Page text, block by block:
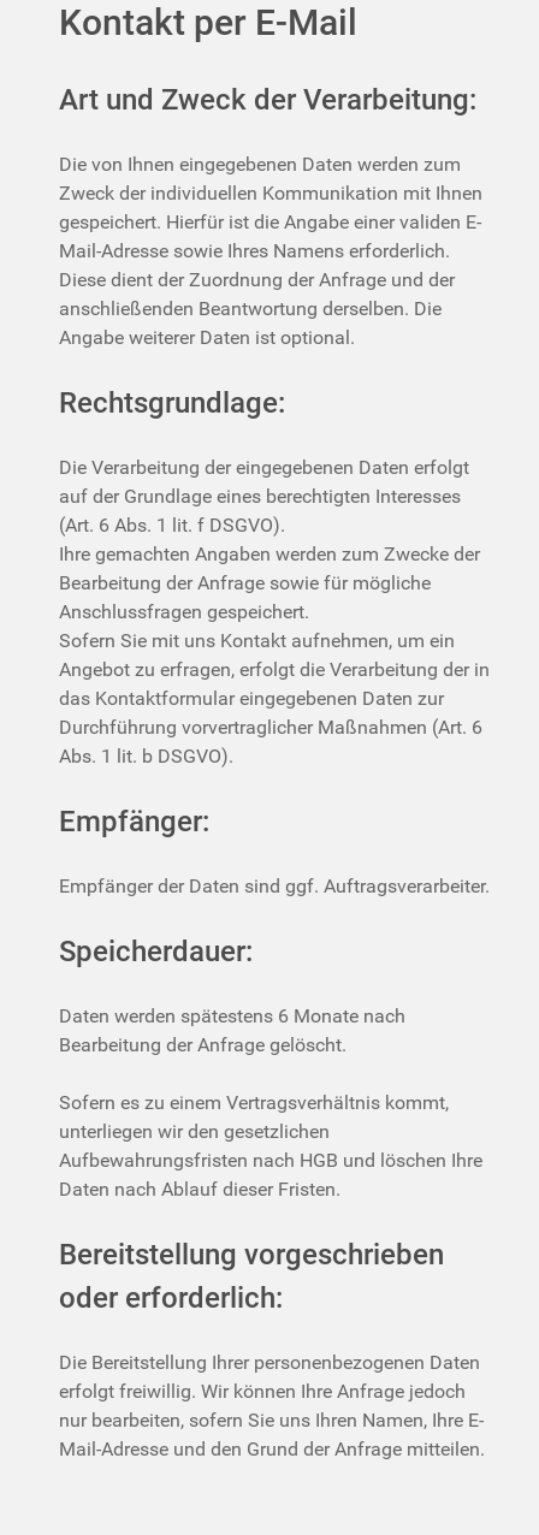
Kontakt per E-Mail
Art und Zweck der Verarbeitung:
Die von Ihnen eingegebenen Daten werden zum
Zweck der individuellen Kommunikation mit Ihnen
gespeichert. Hierfür ist die Angabe einer validen E-
Mail-Adresse sowie Ihres Namens erforderlich.
Diese dient der Zuordnung der Anfrage und der
anschließenden Beantwortung derselben. Die
Angabe weiterer Daten ist optional.
Rechtsgrundlage:
Die Verarbeitung der eingegebenen Daten erfolgt
auf der Grundlage eines berechtigten Interesses
(Art. 6 Abs. 1 lit. f DSGVO).
Ihre gemachten Angaben werden zum Zwecke der
Bearbeitung der Anfrage sowie für mögliche
Anschlussfragen gespeichert.
Sofern Sie mit uns Kontakt aufnehmen, um ein
Angebot zu erfragen, erfolgt die Verarbeitung der in
das Kontaktformular eingegebenen Daten zur
Durchführung vorvertraglicher Maßnahmen (Art. 6
Abs. 1 lit. b DSGVO).
Empfänger:
Empfänger der Daten sind ggf. Auftragsverarbeiter.
Speicherdauer:
Daten werden spätestens 6 Monate nach
Bearbeitung der Anfrage gelöscht.
Sofern es zu einem Vertragsverhältnis kommt,
unterliegen wir den gesetzlichen
Aufbewahrungsfristen nach HGB und löschen Ihre
Daten nach Ablauf dieser Fristen.
Bereitstellung vorgeschrieben
oder erforderlich:
Die Bereitstellung Ihrer personenbezogenen Daten
erfolgt freiwillig. Wir können Ihre Anfrage jedoch
nur bearbeiten, sofern Sie uns Ihren Namen, Ihre E-
Mail-Adresse und den Grund der Anfrage mitteilen.